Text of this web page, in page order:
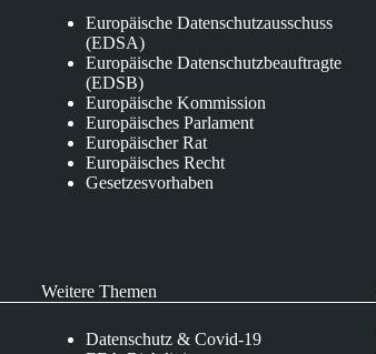
Europäische Datenschutzausschuss
(EDSA)
Europäische Datenschutzbeauftragte
(EDSB)
Europäische Kommission
Europäisches Parlament
Europäischer Rat
Europäisches Recht
Gesetzesvorhaben
Weitere Themen
Datenschutz & Covid-19